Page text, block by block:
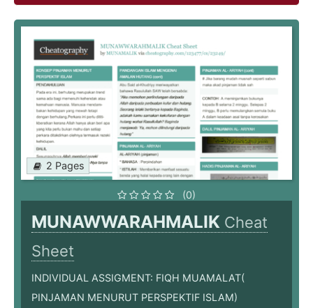
2 Pages
(0)
MUNAWWARAHMALIK Cheat
Sheet
INDIVIDUAL ASSIGMENT: FIQH MUAMALAT(
PINJAMAN MENURUT PERSPEKTIF ISLAM)